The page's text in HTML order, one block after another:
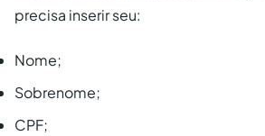
precisa inserir seu:
Nome;
Sobrenome;
CPF;